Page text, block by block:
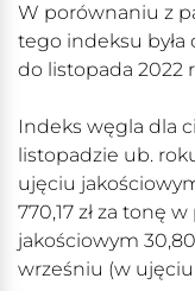
W porównaniu z
tego indeksu była
do listopada 2022
Indeks węgla dla
listopadzie ub.
ujęciu
770,17 zł za tonę
jakościowym 30,80
wrześniu (w ujęciu